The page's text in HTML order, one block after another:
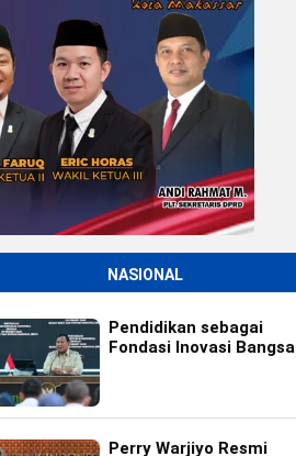
NASIONAL
Pendidikan sebagai
Fondasi Inovasi Bangsa
Perry Warjiyo Resmi